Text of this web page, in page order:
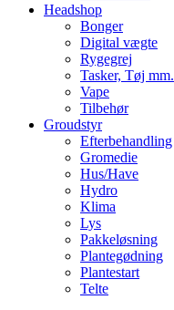
Headshop
Bonger
Digital vægte
Rygegrej
Tasker, Tøj mm.
Vape
Tilbehør
Groudstyr
Efterbehandling
Gromedie
Hus/Have
Hydro
Klima
Lys
Pakkeløsning
Plantegødning
Plantestart
Telte